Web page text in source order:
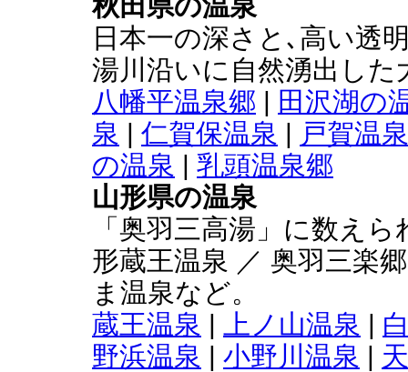
日本一の深さと､高い透
湯川沿いに自然湧出した
八幡平温泉郷 | 田沢湖の
泉 | 仁賀保温泉 | 戸賀温泉
の温泉 | 乳頭温泉郷
山形県の温泉
「奥羽三高湯」に数え
形蔵王温泉 ／ 奥羽三楽
ま温泉など。
蔵王温泉 | 上ノ山温泉 |
野浜温泉 | 小野川温泉 |